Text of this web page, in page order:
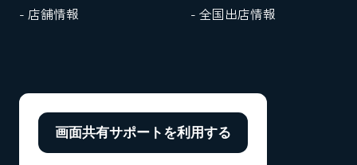
- 店舗情報
- 全国出店情報
画面共有サポートを利用する